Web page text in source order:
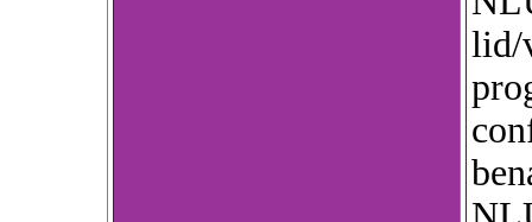
lid/